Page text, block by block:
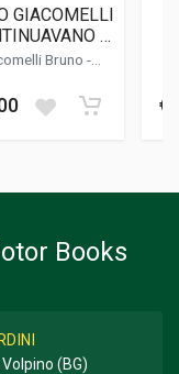
GIACOMELLI
A
JACK
Giacomelli Bruno -
€
Books
(BG)